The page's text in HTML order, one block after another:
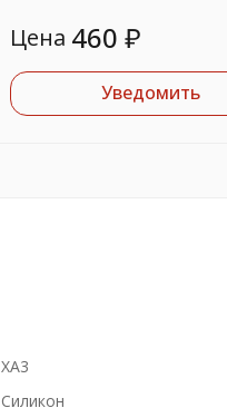
Цена 460 ₽
Уведомить
XA3
Силикон